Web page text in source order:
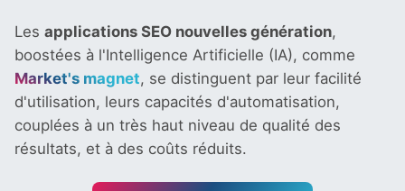
Les applications SEO nouvelles génération,
boostées à l'Intelligence Artificielle (IA), comme
Market's magnet, se distinguent par leur facilité
d'utilisation, leurs capacités d'automatisation,
couplées à un très haut niveau de qualité des
résultats, et à des coûts réduits.